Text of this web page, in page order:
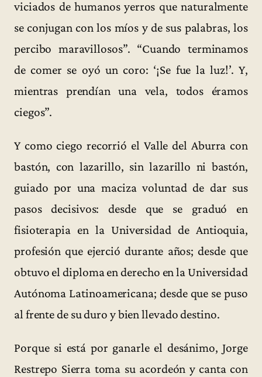
viciados de humanos yerros que naturalmente
se conjugan con los míos y de sus palabras, los
percibo maravillosos”. “Cuando terminamos
de comer se oyó un coro: ‘¡Se fue la luz!’. Y,
mientras prendían una vela, todos éramos
ciegos”.
Y como ciego recorrió el Valle del Aburra con
bastón, con lazarillo, sin lazarillo ni bastón,
guiado por una maciza voluntad de dar sus
pasos decisivos: desde que se graduó en
fisioterapia en la Universidad de Antioquia,
profesión que ejerció durante años; desde que
obtuvo el diploma en derecho en la Universidad
Autónoma Latinoamericana; desde que se puso
al frente de su duro y bien llevado destino.
Porque si está por ganarle el desánimo, Jorge
Restrepo Sierra toma su acordeón y canta con